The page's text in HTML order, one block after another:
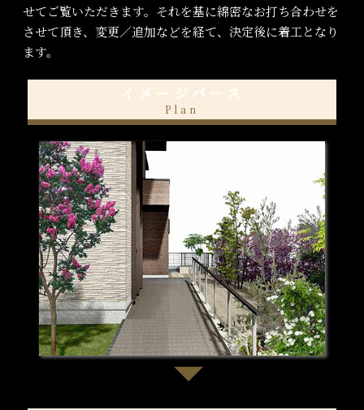
せてご覧いただきます。それを基に綿密なお打ち合わせを
させて頂き、変更／追加などを経て、決定後に着工となり
ます。
イメージパース
Plan